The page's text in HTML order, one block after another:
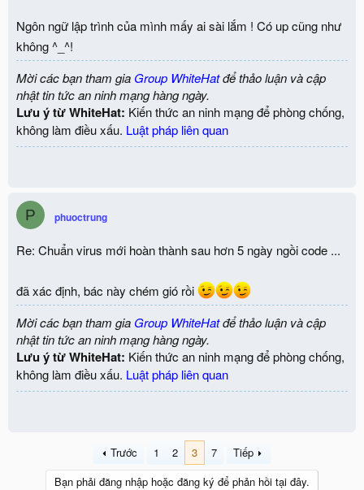
Ngôn ngữ lập trình của mình mấy ai sài lắm ! Có up cũng như
không ^_^!
Mời các bạn tham gia Group WhiteHatđể thảo luận và cập
nhật tin tức an ninh mạng hàng ngày.
Lưu ý từ WhiteHat: Kiến thức an ninh mạng để phòng chống,
không làm điều xấu. Luật pháp liên quan
P phuoctrung
Re: Chuẩn virus mới hoàn thành sau hơn 5 ngày ngồi code ...
đã xác định, bác này chém gió rồi
Mời các bạn tham gia Group WhiteHatđể thảo luận và cập
nhật tin tức an ninh mạng hàng ngày.
Lưu ý từ WhiteHat: Kiến thức an ninh mạng để phòng chống,
không làm điều xấu. Luật pháp liên quan
Trước 1 2 3 7
Tiếp
Bạn phải đăng nhập hoặc đăng ký để phản hồi tại đây.